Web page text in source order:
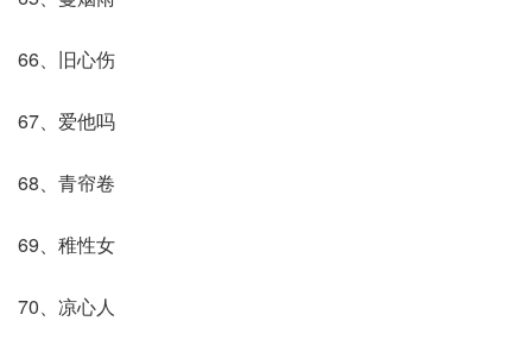
66、旧心伤
67、爱他吗
68、青帘卷
69、稚性女
70、凉心人